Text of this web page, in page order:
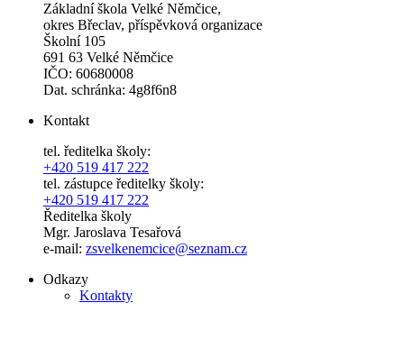
Základní škola Velké Němčice,
okres Břeclav, příspěvková organizace
Školní 105
691 63 Velké Němčice
IČO: 60680008
Dat. schránka: 4g8f6n8
Kontakt
tel. ředitelka školy:
+420 519 417 222
tel. zástupce ředitelky školy:
+420 519 417 222
Ředitelka školy
Mgr. Jaroslava Tesařová
e-mail: zsvelkenemcice@seznam.cz
Odkazy
Kontakty